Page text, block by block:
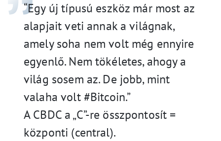
“Egy új típusú eszköz már most az
alapjait veti annak a világnak,
amely soha nem volt még ennyire
egyenlő. Nem tökéletes, ahogy a
világ sosem az. De jobb, mint
valaha volt #Bitcoin.”
A CBDC a „C”-re összpontosít =
központi (central).